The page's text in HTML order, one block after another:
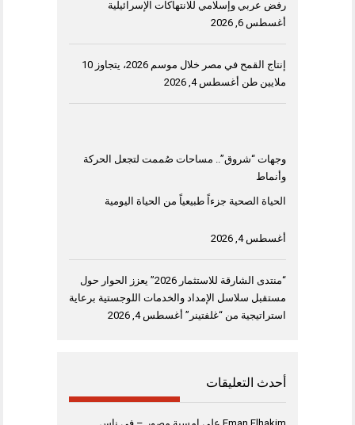
رفض عربي وإسلامي للانتهاكات الإسرائيلية
أغسطس 6, 2026
إنتاج القمح في مصر خلال موسم 2026، يتجاوز 10
ملايين طن أغسطس 4, 2026
وجهات “شروق”.. مساحات صُممت لتجعل الحركة
وأنماط
الحياة الصحية جزءاً طبيعياً من الحياة اليومية
أغسطس 4, 2026
“منتدى الشارقة للاستثمار 2026” يعزز الحوار حول
مستقبل سلاسل الإمداد والخدمات اللوجستية برعاية
استراتيجية من “غلفتينر” أغسطس 4, 2026
أحدث التعليقات